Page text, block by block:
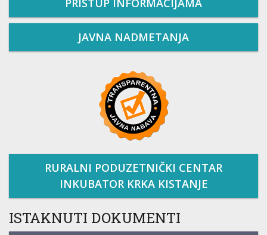
PRISTUP INFORMACIJAMA
JAVNA NADMETANJA
RURALNI PODUZETNIČKI CENTAR
INKUBATOR KRKA KISTANJE
ISTAKNUTI DOKUMENTI